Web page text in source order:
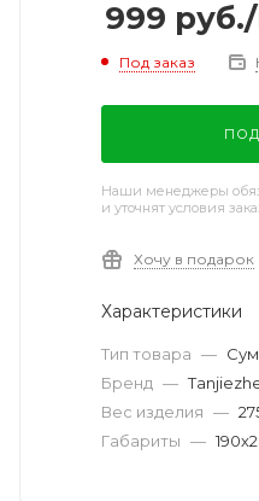
999 руб.
Под заказ
Наши менеджеры
и уточнят условия
Хочу в подарок
Характеристики
Тип товара —
Бренд —
Вес изделия —
Габариты —